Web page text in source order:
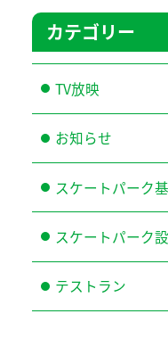
カテゴリー
TV放映
お知らせ
スケートパーク
スケートパーク
テストラン